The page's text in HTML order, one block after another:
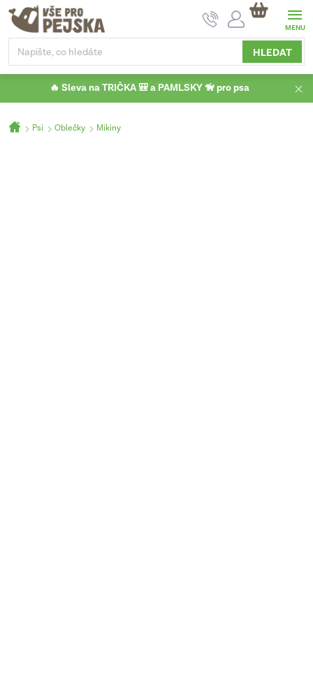
Přejít
obsah
HLEDAT
NÁKUPNÍ
KOŠÍK
🔥 Sleva na TRIČKA 🎒 a PAMLSKY 🦮 pro psa
Domů
Psi Oblečky Mikiny